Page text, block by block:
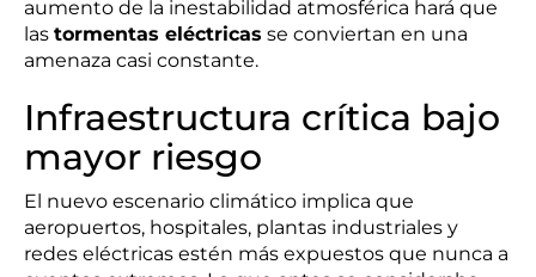
aumento de la inestabilidad atmosférica hará que
las tormentas eléctricas se conviertan en una
amenaza casi constante.
Infraestructura crítica bajo
mayor riesgo
El nuevo escenario climático implica que
aeropuertos, hospitales, plantas industriales y
redes eléctricas estén más expuestos que nunca a